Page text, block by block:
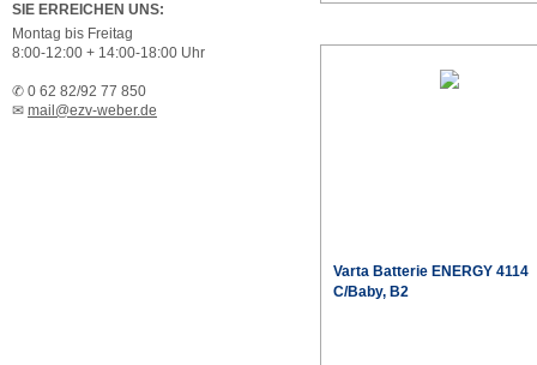
SIE ERREICHEN UNS:
Montag bis Freitag
8:00-12:00 + 14:00-18:00 Uhr
✆ 0 62 82/92 77 850
✉ mail@ezv-weber.de
Varta Batterie ENERGY 4114
C/Baby, B2